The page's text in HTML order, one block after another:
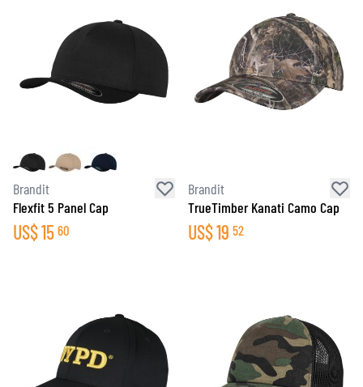
Brandit
Flexfit 5 Panel Cap
US$15 60
Brandit
TrueTimber Kanati Camo Cap
US$19 52